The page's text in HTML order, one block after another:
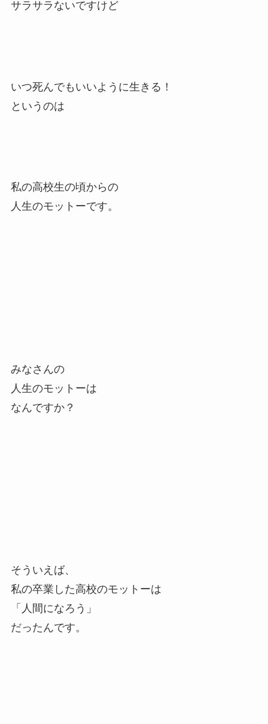
サラサラないですけど
いつ死んでもいいように生きる！
というのは
私の高校生の頃からの
人生のモットーです。
みなさんの
人生のモットーは
なんですか？
そういえば、
私の卒業した高校のモットーは
「人間になろう」
だったんです。